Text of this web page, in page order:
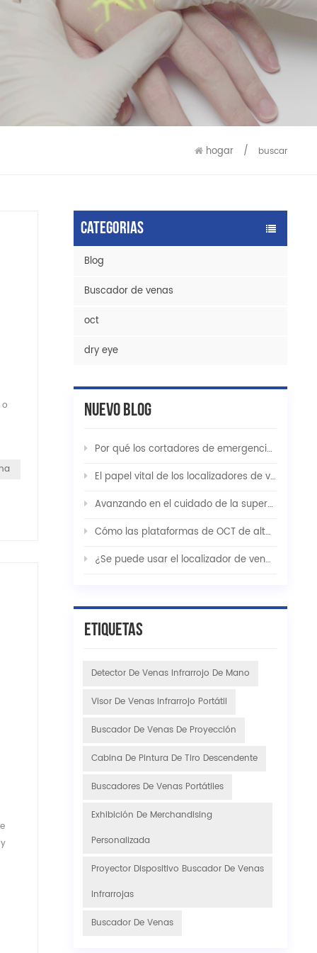
hogar / buscar
Categorias
Blog
Buscador de venas
oct
dry eye
Nuevo Blog
Por qué los cortadores de emergencia médicos ZD son indispensables en cuidados críticos y rescate táctico
El papel vital de los localizadores de venas de infrarrojo cercano de ZD Medical en la atención médica moderna
Avanzando en el cuidado de la superficie ocular con la solución integrada para el ojo seco de ZD Medical
Cómo las plataformas de OCT de alta resolución de ZD Medical están revolucionando el diagnóstico oftálmico temprano
¿Se puede usar el localizador de venas intravenoso ZD Medical en mascotas?
Etiquetas
Detector De Venas Infrarrojo De Mano
Visor De Venas Infrarrojo Portátil
Buscador De Venas De Proyección
Cabina De Pintura De Tiro Descendente
Buscadores De Venas Portátiles
Exhibición De Merchandising
Personalizada
Proyector Dispositivo Buscador De Venas
Infrarrojas
Buscador De Venas
9586